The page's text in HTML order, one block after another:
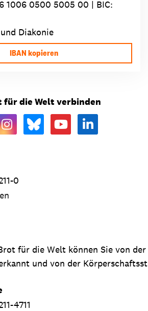
1006 0500 5005 00 | BIC:
Diakonie
IBAN kopieren
für die Welt verbinden
0
für die Welt können Sie von
und von der
4711